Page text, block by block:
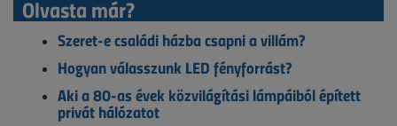
Olvasta már?
Szeret-e családi házba csapni a villám?
Hogyan válasszunk LED fényforrást?
Aki a 80-as évek közvilágítási lámpáiból épített
privát hálózatot